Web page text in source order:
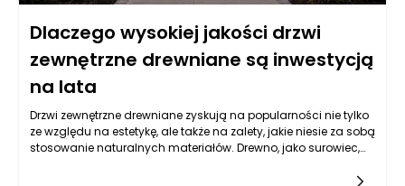
Dlaczego wysokiej jakości drzwi
zewnętrzne drewniane są inwestycją
na lata
Drzwi zewnętrzne drewniane zyskują na popularności nie tylko
ze względu na estetykę, ale także na zalety, jakie niesie za sobą
stosowanie naturalnych materiałów. Drewno, jako surowiec,